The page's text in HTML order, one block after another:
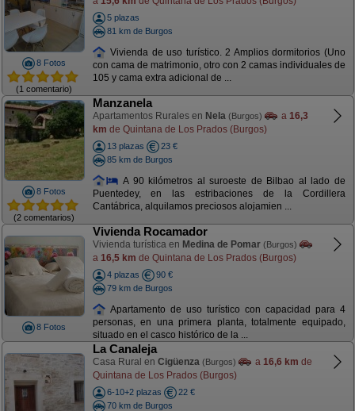
8 Fotos
(1 comentario)
5 plazas
81 km de Burgos
Vivienda de uso turístico. 2 Amplios dormitorios (Uno
con cama de matrimonio, otro con 2 camas individuales de
105 y cama extra adicional de ...
8 Fotos
(2 comentarios)
Manzanela
Apartamentos Rurales en Nela (Burgos) a 16,3
km de Quintana de Los Prados (Burgos)
13 plazas
23 €
85 km de Burgos
A 90 kilómetros al suroeste de Bilbao al lado de
Puentedey, en las estribaciones de la Cordillera
Cantábrica, alquilamos preciosos alojamien ...
8 Fotos
Vivienda Rocamador
Vivienda turística en Medina de Pomar (Burgos)
a 16,5 km de Quintana de Los Prados (Burgos)
4 plazas
90 €
79 km de Burgos
Apartamento de uso turístico con capacidad para 4
personas, en una primera planta, totalmente equipado,
situado en el casco histórico de la ...
La Canaleja
Casa Rural en Cigüenza (Burgos) a 16,6 km de
Quintana de Los Prados (Burgos)
6-10+2 plazas
22 €
70 km de Burgos